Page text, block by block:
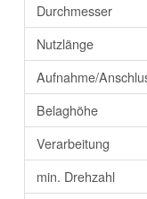
Durchmesser
Nutzlänge
Aufnahme/
Belaghöhe
Verarbeitung
min. Drehzahl